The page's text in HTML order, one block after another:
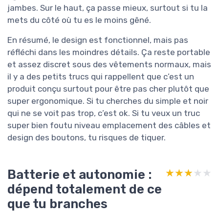
jambes. Sur le haut, ça passe mieux, surtout si tu la
mets du côté où tu es le moins gêné.
En résumé, le design est fonctionnel, mais pas
réfléchi dans les moindres détails. Ça reste portable
et assez discret sous des vêtements normaux, mais
il y a des petits trucs qui rappellent que c’est un
produit conçu surtout pour être pas cher plutôt que
super ergonomique. Si tu cherches du simple et noir
qui ne se voit pas trop, c’est ok. Si tu veux un truc
super bien foutu niveau emplacement des câbles et
design des boutons, tu risques de tiquer.
Batterie et autonomie :
dépend totalement de ce
que tu branches
★★★★★
★★★★★